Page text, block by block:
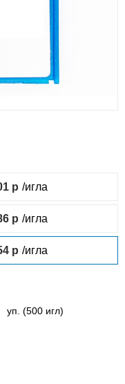
/игла
/игла
/игла
уп. (500игл)